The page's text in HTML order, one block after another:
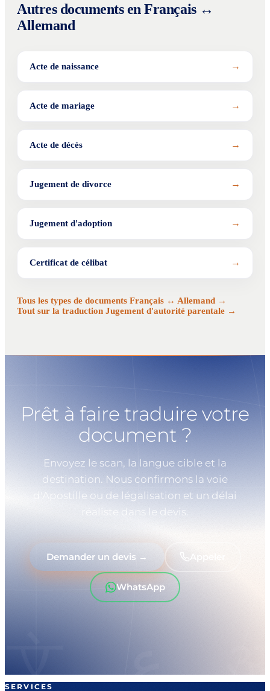
Autres documents en Français ↔
Allemand
Acte de naissance →
Acte de mariage →
Acte de décès →
Jugement de divorce →
Jugement d'adoption →
Certificat de célibat →
Tous les types de documents Français ↔ Allemand →
Tout sur la traduction Jugement d'autorité parentale →
Prêt à faire traduire votre
document ?
Envoyez le scan, la langue cible et la
destination. Nous confirmons la voie
d'Apostille ou de légalisation et un délai
réaliste dans le devis.
Demander un devis → Appeler
WhatsApp
SERVICES